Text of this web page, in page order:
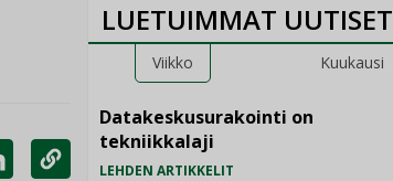
LUETUIMMAT UUTISET
Viikko Kuukausi
Datakeskusurakointi on
tekniikkalaji
LEHDEN ARTIKKELIT